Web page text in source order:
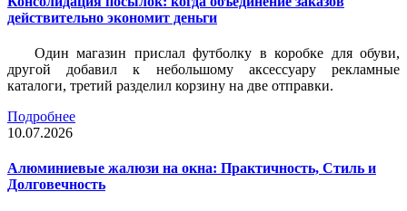
действительно экономит деньги
Один магазин прислал футболку в коробке для обуви,
другой добавил к небольшому аксессуару рекламные
каталоги, третий разделил корзину на две отправки.
Подробнее
10.07.2026
Алюминиевые жалюзи на окна: Практичность, Стиль и
Долговечность